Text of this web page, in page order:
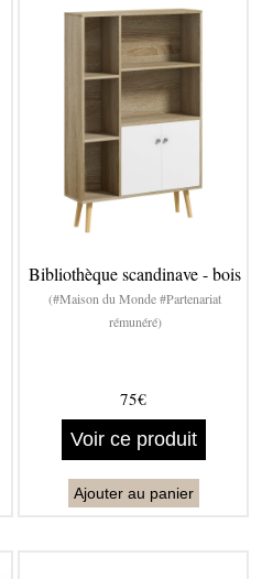
Bibliothèque scandinave - bois
(#Maison du Monde #Partenariat
rémunéré)
75€
Voir ce produit
Ajouter au panier